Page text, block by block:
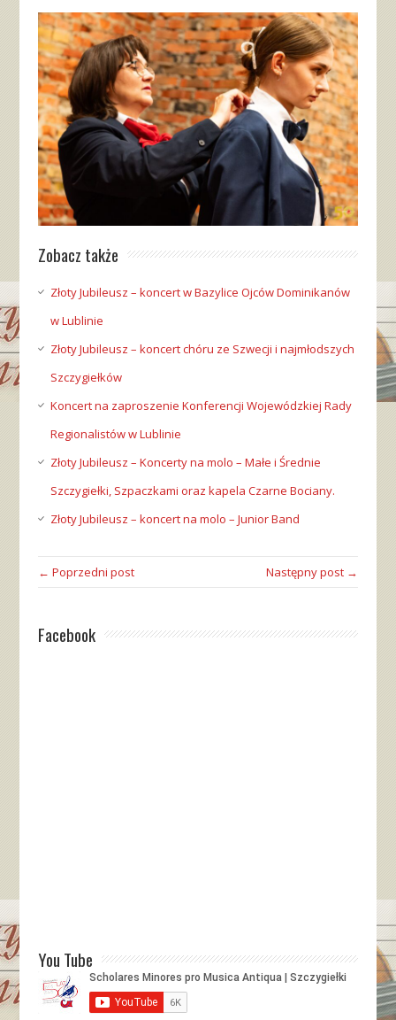
Zobacz także
Złoty Jubileusz – koncert w Bazylice Ojców Dominikanów
w Lublinie
Złoty Jubileusz – koncert chóru ze Szwecji i najmłodszych
Szczygiełków
Koncert na zaproszenie Konferencji Wojewódzkiej Rady
Regionalistów w Lublinie
Złoty Jubileusz – Koncerty na molo – Małe i Średnie
Szczygiełki, Szpaczkami oraz kapela Czarne Bociany.
Złoty Jubileusz – koncert na molo – Junior Band
← Poprzedni post Następny post →
Facebook
You Tube